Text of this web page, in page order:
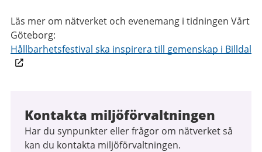
Läs mer om nätverket och evenemang i tidningen Vårt
Göteborg:
Hållbarhetsfestival ska inspirera till gemenskap i Billdal
Kontakta miljöförvaltningen
Har du synpunkter eller frågor om nätverket så
kan du kontakta miljöförvaltningen.